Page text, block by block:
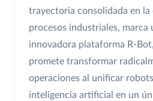
trayectoria consolidada en
procesos industriales, marca
innovadora plataforma R-
promete transformar
operaciones al unificar
inteligencia artificial en un